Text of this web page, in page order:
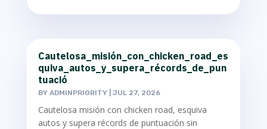
Cautelosa_misión_con_chicken_road_es
quiva_autos_y_supera_récords_de_pun
tuació
BY ADMINPRIORITY| JUL 27, 2026
Cautelosa misión con chicken road, esquiva
autos y supera récords de puntuación sin